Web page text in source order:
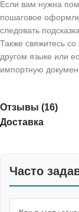
Если вам нужна
пошаговое
следовать
Также свяжитесь
другом языке или
импортную
Отзывы (16)
Доставка
Часто